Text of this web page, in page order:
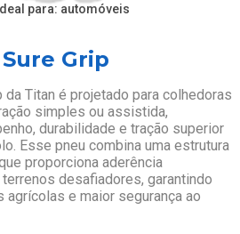
Ideal para: automóveis
Grip
da Titan é projetado para colhedoras
simples ou assistida,
durabilidade e tração superior
Esse pneu combina uma estrutura
proporciona aderência
desafiadores, garantindo
e maior segurança ao